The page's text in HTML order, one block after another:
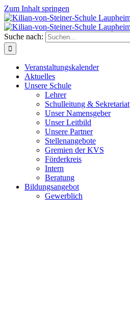
Zum Inhalt springen
Suche nach:
Veranstaltungskalender
Aktuelles
Unsere Schule
Lehrer
Schulleitung & Sekretariat
Unser Namensgeber
Unser Leitbild
Unsere Partner
Stellenangebote
Gremien der KVS
Förderkreis
Intern
Beratung
Bildungsangebot
Gewerblich